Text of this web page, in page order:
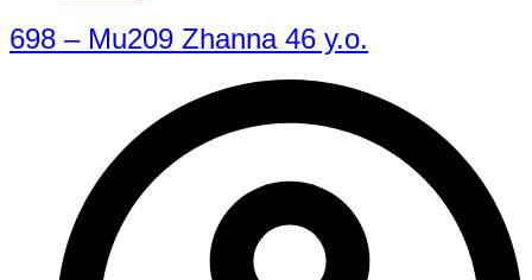
698 – Mu209 Zhanna 46 y.o.